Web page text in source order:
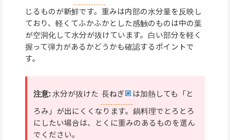
じるものが新鮮です。重みは内部の水分量を反映し
ており、軽くてふかふかとした感触のものは中の葉
が空洞化して水分が抜けています。白い部分を軽く
握って弾力があるかどうかも確認するポイントで
す。
注意:水分が抜けた 長ねぎ
は加熱しても「と
ろみ」が出にくくなります。鍋料理でとろとろ
にしたい場合は、とくに重みのあるものを選ん
でください。